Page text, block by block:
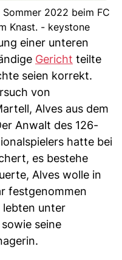
2022 beim FC
Knast. - keystone
einer unteren
Gericht teilte
seien korrekt.
von
Alves aus dem
Anwalt des 126-
hatte bei
es bestehe
Alves wolle in
festgenommen
unter
seine